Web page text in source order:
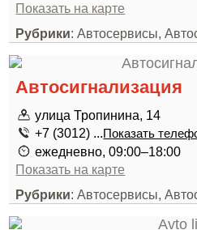
Показать на карте
Рубрики: Автосервисы,
Автосигнализация
улица Тропинина, 14
+7 (3012) ...Показать
ежедневно, 09:00–18:00
Показать на карте
Рубрики: Автосервисы,